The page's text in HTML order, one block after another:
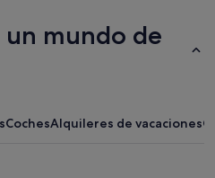
un mundo de
CochesAlquileres de vacaciones